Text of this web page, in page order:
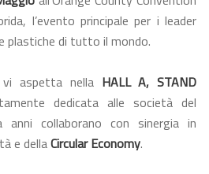
l’evento principale per i leader
plastiche di tutto il mondo.
aspetta nella HALL A, STAND
dedicata alle società del
anni collaborano con sinergia in
e dellaCircular Economy.